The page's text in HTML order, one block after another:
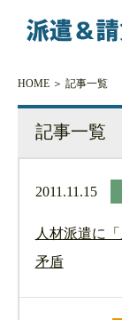
HOME＞ 記事一覧
記事一覧
2011.11.15
人材派遣に
矛盾